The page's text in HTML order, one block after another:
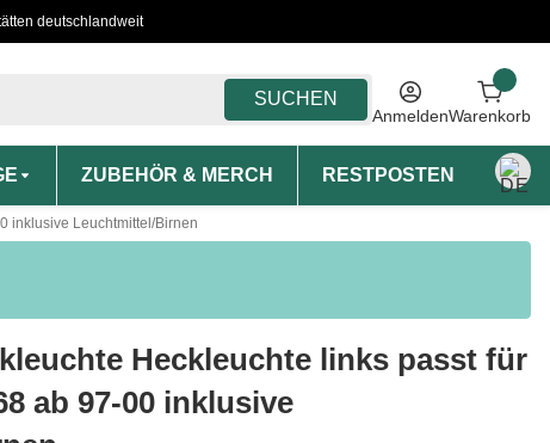
deutschlandweit
SUCHEN
AnmeldenWarenkorb
ZUBEHÖR & MERCH RESTPOSTEN
inklusive Leuchtmittel/Birnen
Heckleuchte links passt für
ab 97-00 inklusive